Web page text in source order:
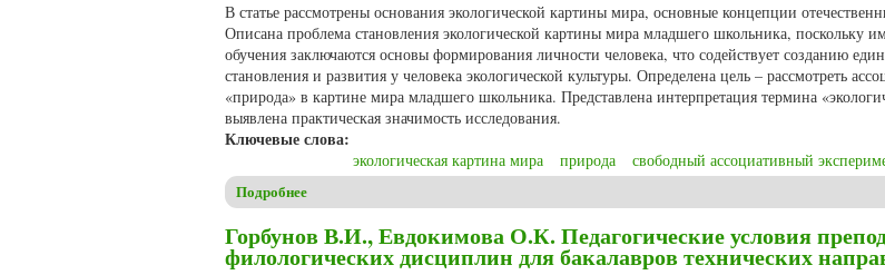
В статье рассмотрены основания экологической картины мира, основные концепции
Описана проблема становления экологической картины мира младшего школьника, поскольку
обучения заключаются основы формирования личности человека, что содействует созданию
становления и развития у человека экологической культуры. Определена цель – рассмотреть
«природа» в картине мира младшего школьника. Представлена интерпретация термина
выявлена практическая значимость исследования.
Ключевые слова:
экологическая картина мира природа свободный ассоциативный
Подробнее
Горбунов В.И., Евдокимова О.К. Педагогические условия
филологических дисциплин для бакалавров технических